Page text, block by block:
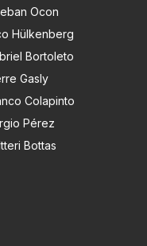
Ocon
Hülkenberg
Bortoleto
Gasly
Colapinto
Pérez
Bottas